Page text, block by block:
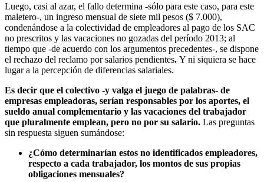
Luego, casi al azar, el fallo determina -sólo para este caso, para este
maletero-, un ingreso mensual de siete mil pesos ($ 7.000),
condenándose a la colectividad de empleadores al pago de los SAC
no prescritos y las vacaciones no gozadas del período 2013; al
tiempo que -de acuerdo con los argumentos precedentes-, se dispone
el rechazo del reclamo por salarios pendientes. Y ni siquiera se hace
lugar a la percepción de diferencias salariales.
Es decir que el colectivo -y valga el juego de palabras- de
empresas empleadoras, serían responsables por los aportes, el
sueldo anual complementario y las vacaciones del trabajador
que pluralmente emplean, pero no por su salario. Las preguntas
sin respuesta siguen sumándose:
¿Cómo determinarían estos no identificados empleadores,
respecto a cada trabajador, los montos de sus propias
obligaciones mensuales?